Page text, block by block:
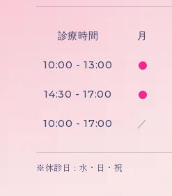
診療時間 月
10:00 - 13:00
14:30 - 17:00
10:00 - 17:00 ／
※休診日 : 水・日・祝